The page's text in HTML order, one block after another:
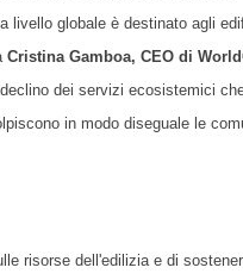
livello globale è destinato agli
Cristina Gamboa, CEO di
dei servizi ecosistemici
in modo diseguale le
risorse dell'edilizia e di